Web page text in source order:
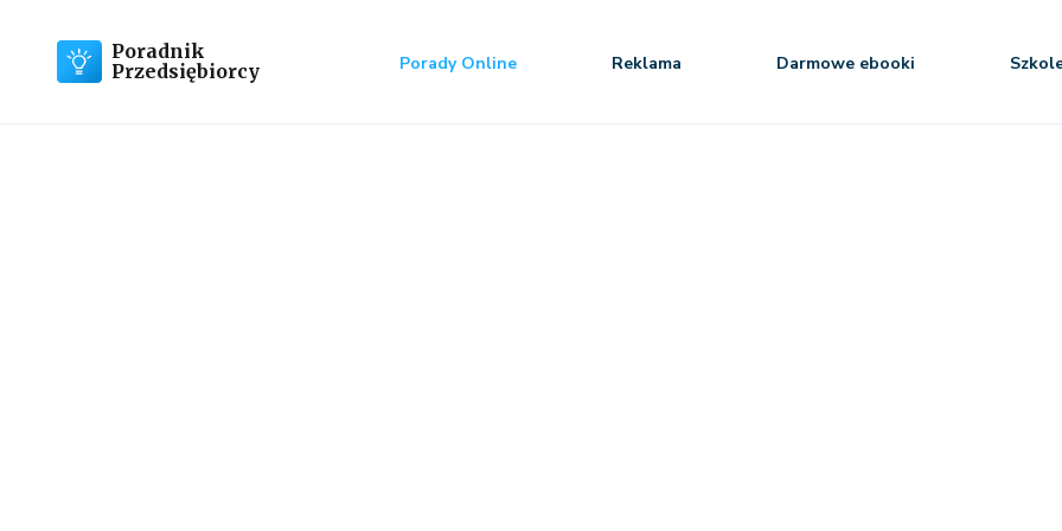
Poradnik
Przedsiębiorcy
Porady Online Reklama Darmowe ebooki